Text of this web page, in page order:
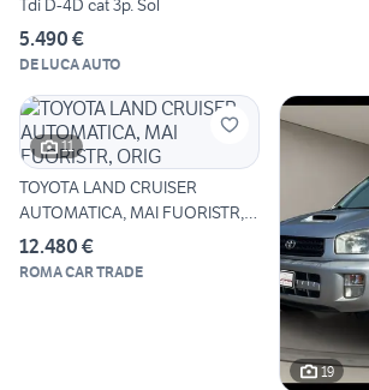
Tdi D-4D cat 3p. Sol
5.490 €
DE LUCA AUTO
11
TOYOTA LAND CRUISER
AUTOMATICA, MAI FUORISTR,
ORIG
12.480 €
ROMA CAR TRADE
19